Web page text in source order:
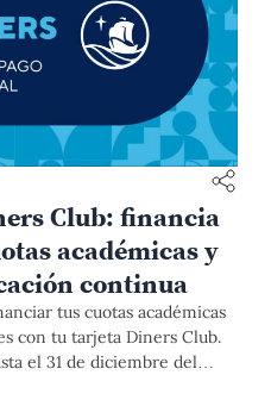
Club: financia
académicas y
continua
tus cuotas académicas
con tu tarjeta Diners Club.
el 31 de diciembre del
así como para deudas de